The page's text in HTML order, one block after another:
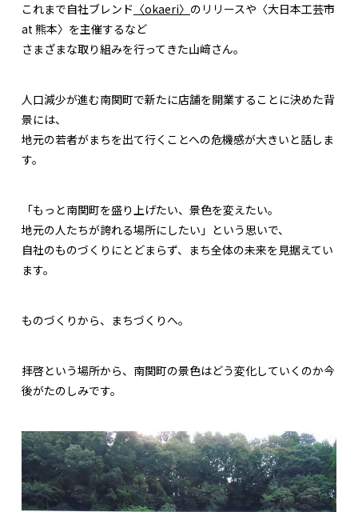
これまで自社ブレンド 〈okaeri〉 のリリースや〈大日本工芸市
at 熊本〉を主催するなど
さまざまな取り組みを行ってきた山﨑さん。
人口減少が進む南関町で新たに店舗を開業することに決めた背
景には、
地元の若者がまちを出て行くことへの危機感が大きいと話しま
す。
「もっと南関町を盛り上げたい、景色を変えたい。
地元の人たちが誇れる場所にしたい」という思いで、
自社のものづくりにとどまらず、まち全体の未来を見据えてい
ます。
ものづくりから、まちづくりへ。
拝啓という場所から、南関町の景色はどう変化していくのか今
後がたのしみです。